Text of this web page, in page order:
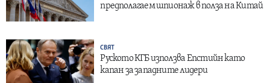
предполагаем шпионаж в полза на Китай
СВЯТ
Руското КГБ използва Епстийн като
капан за западните лидери